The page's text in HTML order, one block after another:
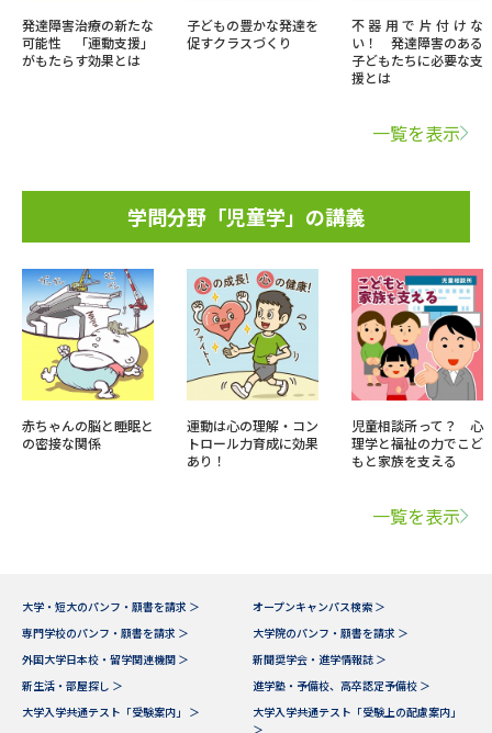
発達障害治療の新たな
可能性 「運動支援」
がもたらす効果とは
子どもの豊かな発達を
促すクラスづくり
不器用で片付けな
い！ 発達障害のある
子どもたちに必要な支
援とは
一覧を表示
学問分野「児童学」の講義
赤ちゃんの脳と睡眠と
の密接な関係
運動は心の理解・コン
トロール力育成に効果
あり！
児童相談所って？ 心
理学と福祉の力でこど
もと家族を支える
一覧を表示
大学・短大のパンフ・願書を請求 ＞
オープンキャンパス検索 ＞
専門学校のパンフ・願書を請求 ＞
大学院のパンフ・願書を請求 ＞
外国大学日本校・留学関連機関 ＞
新聞奨学会・進学情報誌 ＞
新生活・部屋探し ＞
進学塾・予備校、高卒認定予備校 ＞
大学入学共通テスト「受験案内」 ＞
大学入学共通テスト「受験上の配慮案内」
＞